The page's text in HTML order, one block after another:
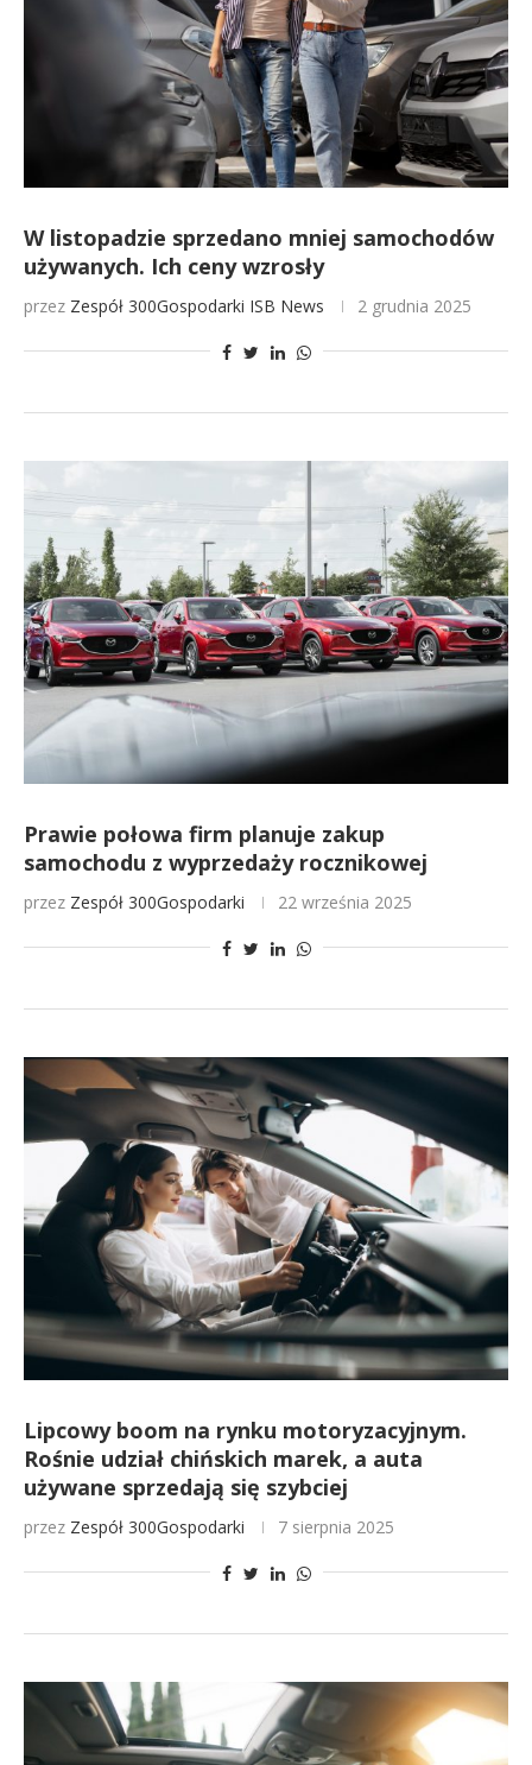
W listopadzie sprzedano mniej samochodów
używanych. Ich ceny wzrosły
przez Zespół 300Gospodarki ISB News 2 grudnia 2025
Prawie połowa firm planuje zakup
samochodu z wyprzedaży rocznikowej
przez Zespół 300Gospodarki 22 września 2025
Lipcowy boom na rynku motoryzacyjnym.
Rośnie udział chińskich marek, a auta
używane sprzedają się szybciej
przez Zespół 300Gospodarki 7 sierpnia 2025